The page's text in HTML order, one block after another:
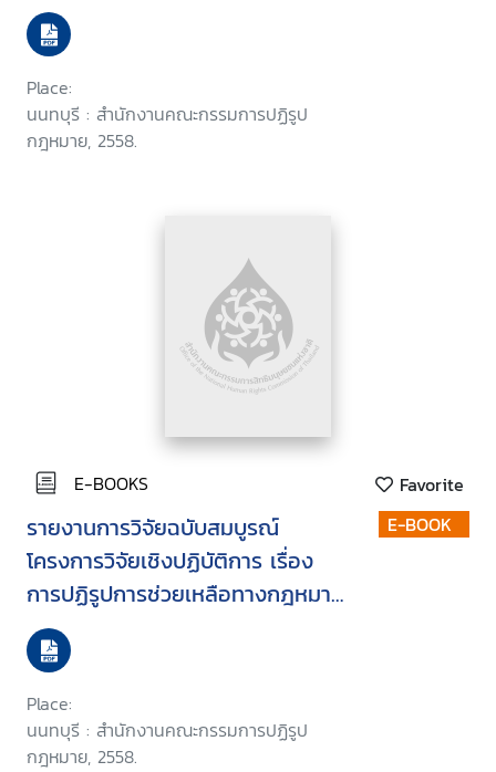
Place:
นนทบุรี : สำนักงานคณะกรรมการปฏิรูป
กฎหมาย, 2558.
E-BOOKS Favorite
รายงานการวิจัยฉบับสมบูรณ์
โครงการวิจัยเชิงปฏิบัติการ เรื่อง
การปฏิรูปการช่วยเหลือทางกฎหมาย
ภาคตะวันออกเฉียงเหนือ : กรณี
ศึกษาตำบลหนองกินเพล อำเภอวา
รินซำราบ จังหวัดอุบลราชธานี
Place:
นนทบุรี : สำนักงานคณะกรรมการปฏิรูป
กฎหมาย, 2558.
E-BOOK